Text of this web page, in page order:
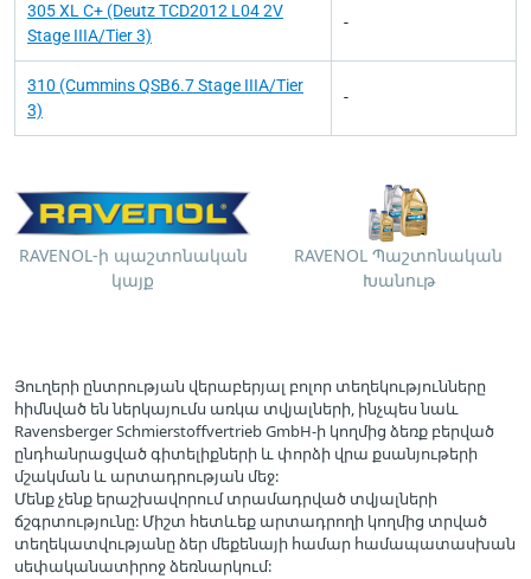
305 XL C+ (Deutz TCD2012 L04 2V
Stage IIIA/Tier 3)
-
310 (Cummins QSB6.7 Stage IIIA/Tier
3)
-
RAVENOL-ի պաշտոնական
կայք
RAVENOL Պաշտոնական
Խանութ
Յուղերի ընտրության վերաբերյալ բոլոր տեղեկությունները
հիմնված են ներկայումս առկա տվյալների, ինչպես նաև
Ravensberger Schmierstoffvertrieb GmbH-ի կողմից ձեռք բերված
ընդհանրացված գիտելիքների և փորձի վրա քսանյութերի
մշակման և արտադրության մեջ:
Մենք չենք երաշխավորում տրամադրված տվյալների
ճշգրտությունը: Միշտ հետևեք արտադրողի կողմից տրված
տեղեկատվությանը ձեր մեքենայի համար համապատասխան
սեփականատիրոջ ձեռնարկում: